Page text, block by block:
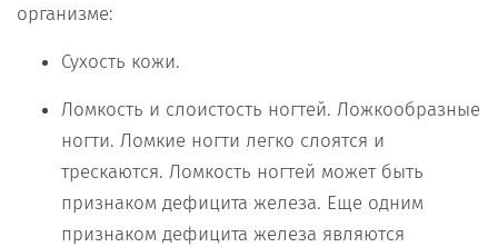
организме:
Сухость кожи.
Ломкость и слоистость ногтей. Ложкообразные
ногти. Ломкие ногти легко слоятся и
трескаются. Ломкость ногтей может быть
признаком дефицита железа. Еще одним
признаком дефицита железа являются